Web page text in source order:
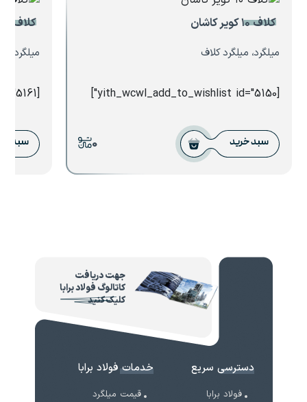
کلاف ۱۰ کویر کاشان
میلگرد، میلگرد کلاف
[yith_wcwl_add_to_wishlist id="5150"]
سبد خرید 0
کلاف ۶.۵
میلگرد،
[yith_wcwl_add_to_wishlist id="5161"]
سبد
جهت دریافت
کاتالوگ فولاد برابا
کلیک کنید
دسترسی سریع
فولاد برابا
خدمات فولاد برابا
قیمت میلگرد